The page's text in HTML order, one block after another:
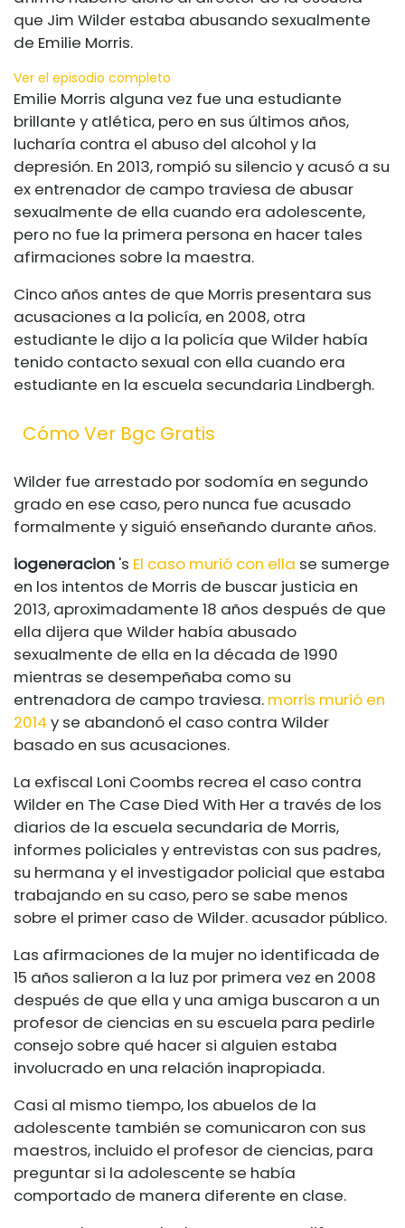
que Jim Wilder estaba abusando sexualmente
de Emilie Morris.
Ver el episodio completo
Emilie Morris alguna vez fue una estudiante
brillante y atlética, pero en sus últimos años,
lucharía contra el abuso del alcohol y la
depresión. En 2013, rompió su silencio y acusó a su
ex entrenador de campo traviesa de abusar
sexualmente de ella cuando era adolescente,
pero no fue la primera persona en hacer tales
afirmaciones sobre la maestra.
Cinco años antes de que Morris presentara sus
acusaciones a la policía, en 2008, otra
estudiante le dijo a la policía que Wilder había
tenido contacto sexual con ella cuando era
estudiante en la escuela secundaria Lindbergh.
Cómo Ver Bgc Gratis
Wilder fue arrestado por sodomía en segundo
grado en ese caso, pero nunca fue acusado
formalmente y siguió enseñando durante años.
iogeneracion 's El caso murió con ella se sumerge
en los intentos de Morris de buscar justicia en
2013, aproximadamente 18 años después de que
ella dijera que Wilder había abusado
sexualmente de ella en la década de 1990
mientras se desempeñaba como su
entrenadora de campo traviesa. morris murió en
2014 y se abandonó el caso contra Wilder
basado en sus acusaciones.
La exfiscal Loni Coombs recrea el caso contra
Wilder en The Case Died With Her a través de los
diarios de la escuela secundaria de Morris,
informes policiales y entrevistas con sus padres,
su hermana y el investigador policial que estaba
trabajando en su caso, pero se sabe menos
sobre el primer caso de Wilder. acusador público.
Las afirmaciones de la mujer no identificada de
15 años salieron a la luz por primera vez en 2008
después de que ella y una amiga buscaron a un
profesor de ciencias en su escuela para pedirle
consejo sobre qué hacer si alguien estaba
involucrado en una relación inapropiada.
Casi al mismo tiempo, los abuelos de la
adolescente también se comunicaron con sus
maestros, incluido el profesor de ciencias, para
preguntar si la adolescente se había
comportado de manera diferente en clase.